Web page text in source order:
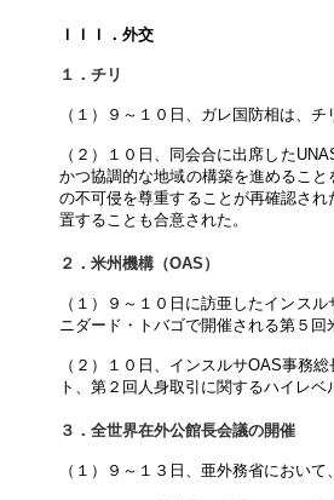
ＩＩＩ．外交
１．チリ
（１）９～１０日、ガレ国防相は、
（２）１０日、同会合に出席した
かつ協調的な地域の構築を進めるこ
の不可侵を尊重することが再確認さ
置することも合意された。
２．米州機構（OAS）
（１）９～１０日に訪亜したインス
ニダード・トバゴで開催される第５
（２）１０日、インスルサOAS事務
ト、第２回人身取引に関するハイレ
３．全世界在外公館長会議の開催
（１）９～１３日、亜外務省におい